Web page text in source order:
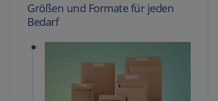
Größen und Formate für jeden
Bedarf